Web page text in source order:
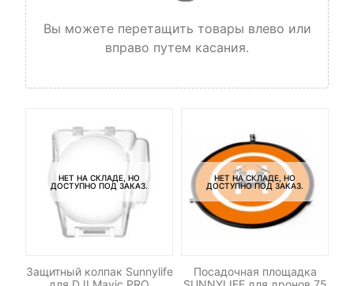
Вы можете перетащить товары влево или
вправо путем касания.
НЕТ НА СКЛАДЕ, НО
ДОСТУПНО ПОД ЗАКАЗ.
Защитный колпак Sunnylife
НЕТ НА СКЛАДЕ, НО
ДОСТУПНО ПОД ЗАКАЗ.
Посадочная площадка